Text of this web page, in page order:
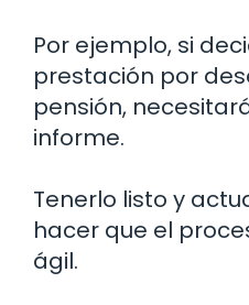
Por ejemplo, si
prestación por
pensión,
informe.
Tenerlo listo y
hacer que el
ágil.